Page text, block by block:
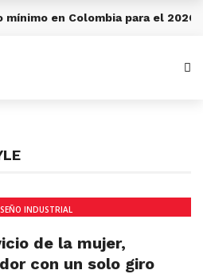
en Colombia para el 2026?
INDUSTRIAL
de la mujer,
con un solo giro